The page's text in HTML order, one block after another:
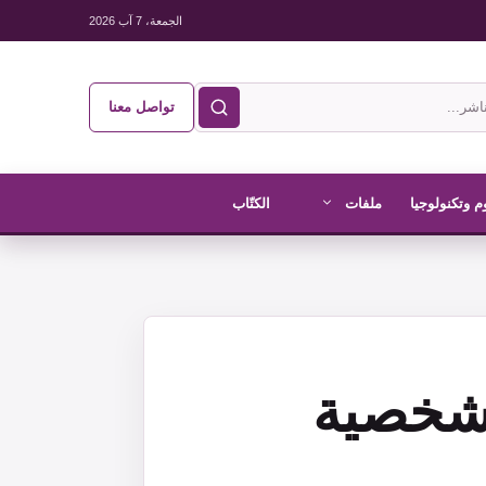
الجمعة، 7 آب 2026
تواصل معنا
وتكنولوجيا ملفات الكتّاب
شخصية